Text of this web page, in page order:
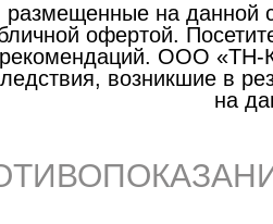
на данной
офертой.
ООО «ТН-
возникшие в
на